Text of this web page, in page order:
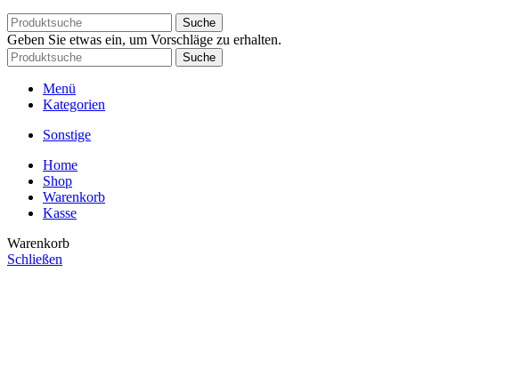
Suche
Geben Sie etwas ein, um Vorschläge zu erhalten.
Suche
Menü
Kategorien
Sonstige
Home
Shop
Warenkorb
Kasse
Warenkorb
Schließen